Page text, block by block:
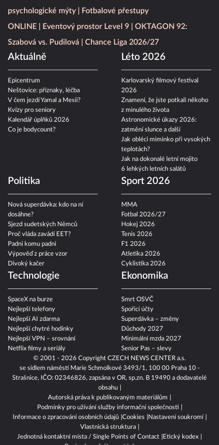
© 2001 - 2026 Copyright CZECH NEWS CENTER a.s.
se sídlem náměstí Marie Schmolkové 3493/1, 100 00 Praha 10 -
Strašnice, IČO: 02346826, zapsána v OR, sp.zn. B 19490 a dodavatelé
obsahu
Autorská práva k publikovaným materiálům
Podmínky pro užívání služby informační společnosti
Informace o zpracování osobních údajů Cookies
Nastavení soukromí
Vlastnická struktura
Jednotná kontaktní místa / Single Points of Contact
Etický kodex
psychologické mýty
Fotbalové přestupy
ONLINE
Eventový prostor Level 9
OKTAGON 92:
Szabová vs. Pudilová
Chance Liga 2026/27
Aktuálně
Epicentrum
Neštovice: příznaky, léčba
V čem jezdí Yamal a Mesii?
Kvízy pro seniory
Kalendář úplňků 2026
Co je bodycount?
Léto 2026
Karlovarský filmový festival
2026
Znamení, že jste potkali někoho
z minulého života
Astronomické úkazy 2026:
zatmění slunce a další
Jak obléci miminko při vysokých
teplotách?
Jak na dokonalé letní mojito
6 lehkých letních salátů
Politika
Nová superdávka: kdo na ní
dosáhne?
Sjezd sudetských Němců
Proč vláda zavádí EET?
Padni komu padni
Výpověď z práce vzor
Divoký kačer
Sport 2026
MMA
Fotbal 2026/27
Hokej 2026
Tenis 2026
F1 2026
Atletika 2026
Cyklistika 2026
Technologie
SpaceX na burze
Nejlepší telefony
Nejlepší AI zdarma
Nejlepší chytré hodinky
Nejlepší VPN – srovnání
Netflix filmy a seriály
Ekonomika
Smrt OSVČ
Spořicí účty
Superdávka – změny
Důchody 2027
Minimální mzda 2027
Senior Pas – slevy